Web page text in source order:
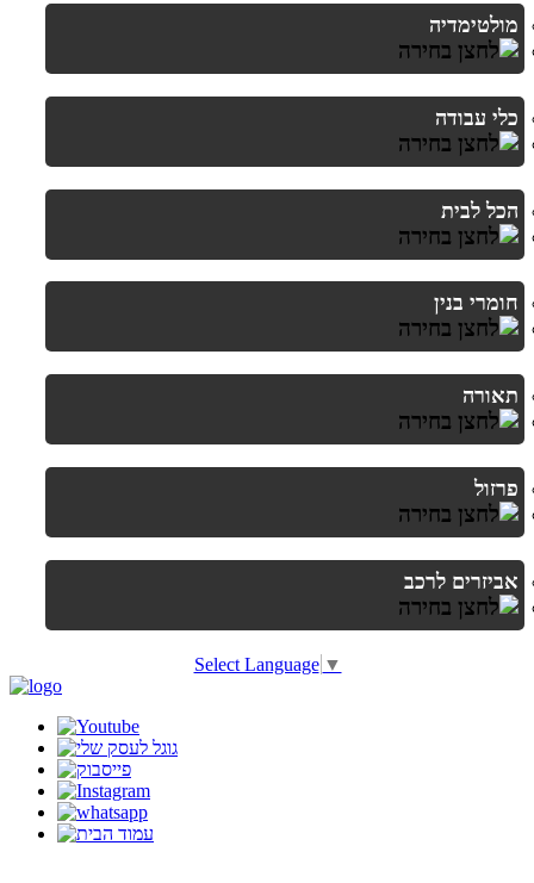
מולטימדיה
כלי עבודה
הכל לבית
חומרי בנין
תאורה
פרזול
אביזרים לרכב
Select Language ▼